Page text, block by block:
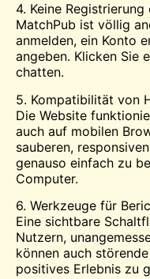
4. Keine
MatchPub ist völlig
anmelden, ein Konto
angeben. Klicken Sie
chatten.
5. Kompatibilität von
Die Website
auch auf mobilen
sauberen,
genauso einfach zu
Computer.
6. Werkzeuge für
Eine sichtbare
Nutzern,
können auch
positives Erlebnis zu